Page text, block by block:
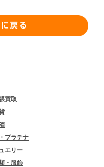
買取
プラチナ
エリー
・服飾